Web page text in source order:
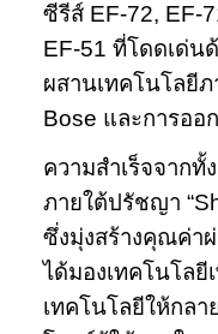
ซีรีส์ EF-72, EF-
EF-51 ที่โดดเด่น
ผสานเทคโนโลยีภ
Bose และการออ
ความสำเร็จจาก
ภายใต้ปรัชญา “
ซึ่งมุ่งสร้างคุณค่า
ได้มองเทคโนโล
เทคโนโลยีให้กล